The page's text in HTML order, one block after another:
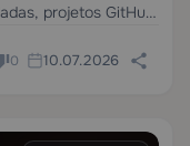
projetos GitHub,
diz que um…
0 10.07.2026